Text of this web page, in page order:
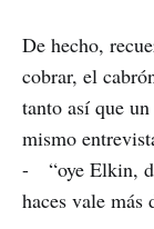
De hecho,
cobrar, el
tanto así que
mismo
- “oye Elkin,
haces vale más